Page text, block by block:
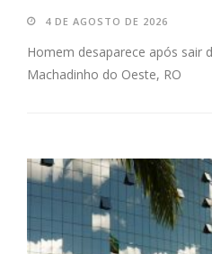
4 DE AGOSTO DE 2026
Homem desaparece após sair
Machadinho do Oeste, RO